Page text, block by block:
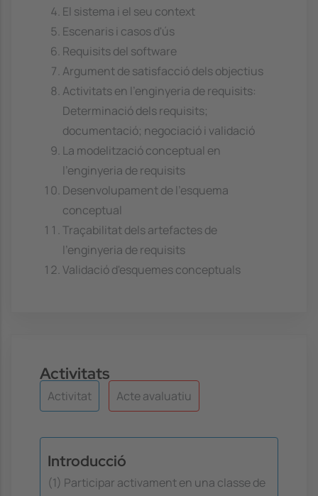
El sistema i el seu context
Escenaris i casos d'ús
Requisits del software
Argument de satisfacció dels objectius
Activitats en l'enginyeria de requisits:
Determinació dels requisits;
documentació; negociació i validació
La modelització conceptual en
l'enginyeria de requisits
Desenvolupament de l'esquema
conceptual
Traçabilitat dels artefactes de
l'enginyeria de requisits
Validació d'esquemes conceptuals
Activitats
Activitat Acte avaluatiu
Introducció
(1) Participar activament en una classe de